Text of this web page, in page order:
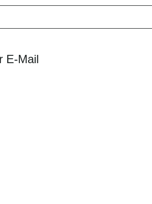
E-Mail